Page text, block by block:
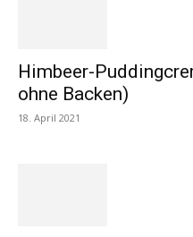
Himbeer-
ohne Backen)
18. April 2021